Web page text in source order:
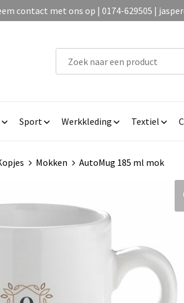
contact met ons op | 0174-629505 |
Sport Werkkleding Textiel
Mokken AutoMug 185 ml mok